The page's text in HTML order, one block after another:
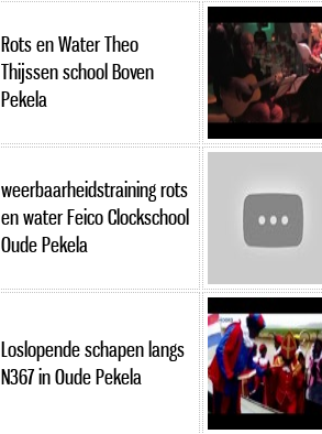
Rots en Water Theo
Thijssen school Boven
Pekela
weerbaarheidstraining rots
en water Feico Clockschool
Oude Pekela
Loslopende schapen langs
N367 in Oude Pekela